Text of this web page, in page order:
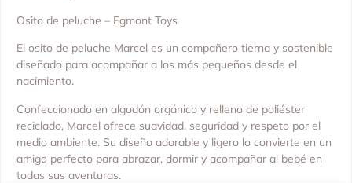
Osito de peluche – Egmont Toys
El osito de peluche Marcel es un compañero tierna y sostenible
diseñado para acompañar a los más pequeños desde el
nacimiento.
Confeccionado en algodón orgánico y relleno de poliéster
reciclado, Marcel ofrece suavidad, seguridad y respeto por el
medio ambiente. Su diseño adorable y ligero lo convierte en un
amigo perfecto para abrazar, dormir y acompañar al bebé en
todas sus aventuras.